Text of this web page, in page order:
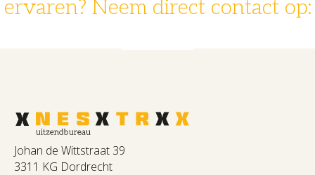
ervaren? Neem direct contact op:
Johan de Wittstraat 39
3311 KG Dordrecht